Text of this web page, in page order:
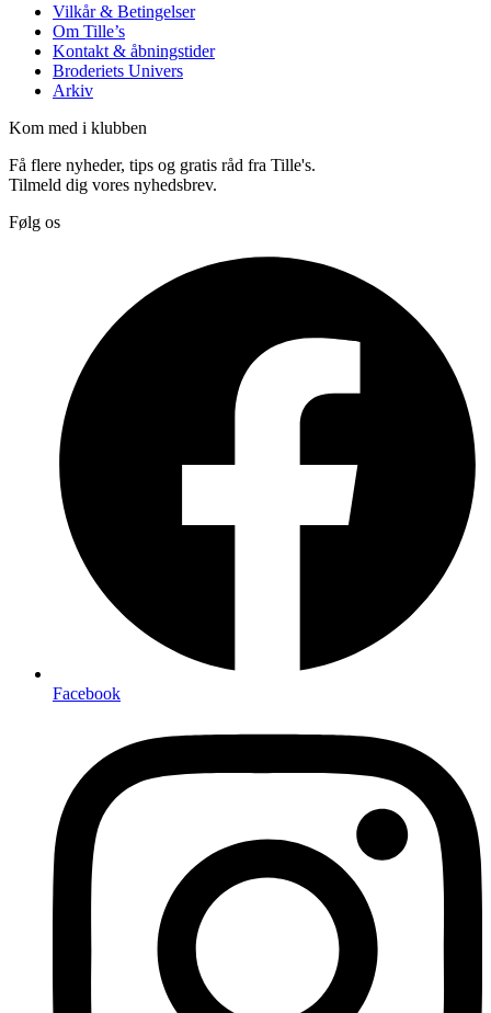
Vilkår & Betingelser
Om Tille’s
Kontakt & åbningstider
Broderiets Univers
Arkiv
Kom med i klubben
Få flere nyheder, tips og gratis råd fra Tille's.
Tilmeld dig vores nyhedsbrev.
Følg os
Facebook